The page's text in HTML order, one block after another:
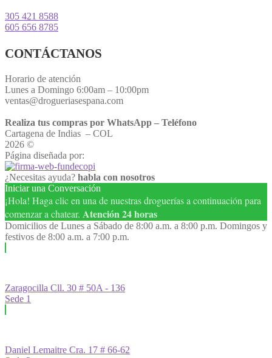
305 421 8588
605 656 8785
CONTÁCTANOS
Horario de atención
Lunes a Domingo 6:00am – 10:00pm
ventas@drogueriasespana.com
Realiza tus compras por WhatsApp – Teléfono
Cartagena de Indias – COL
2026 ©
Página diseñada por:
¿Necesitas ayuda? habla con nosotros
Iniciar una Conversación
¡Hola! Haga clic en una de nuestras droguerías a continuación para
comenzar a chatear. Atención 24 horas
Domicilios de Lunes a Sábado de 8:00 a.m. a 8:00 p.m. Domingos y
festivos de 8:00 a.m. a 7:00 p.m.
Zaragocilla Cll. 30 # 50A - 136
Sede 1
Daniel Lemaitre Cra. 17 # 66-62